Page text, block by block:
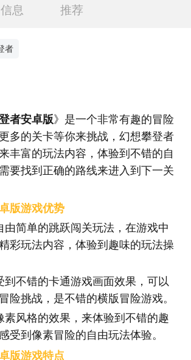
信息 推荐
者
者安卓版》是一个非常有趣的冒险
多的关卡等你来挑战，幻想攀登者
丰富的玩法内容，体验到不错的自
要找到正确的路线来进入到下一关
版游戏优势
由简单的跳跃闯关玩法，在游戏中
彩玩法内容，体验到趣味的玩法操
到不错的卡通游戏画面效果，可以
险挑战，是不错的横版冒险游戏。
素风格的效果，来体验到不错的趣
受到像素冒险的自由玩法体验。
版游戏特点